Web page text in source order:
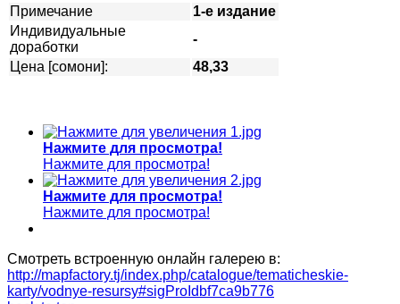
Примечание
1-е издание
Индивидуальные
доработки
-
Цена [сомони]:
48,33
Нажмите для просмотра!
Нажмите для просмотра!
Нажмите для просмотра!
Нажмите для просмотра!
Смотреть встроенную онлайн галерею в:
http://mapfactory.tj/index.php/catalogue/tematicheskie-
karty/vodnye-resursy#sigProIdbf7ca9b776